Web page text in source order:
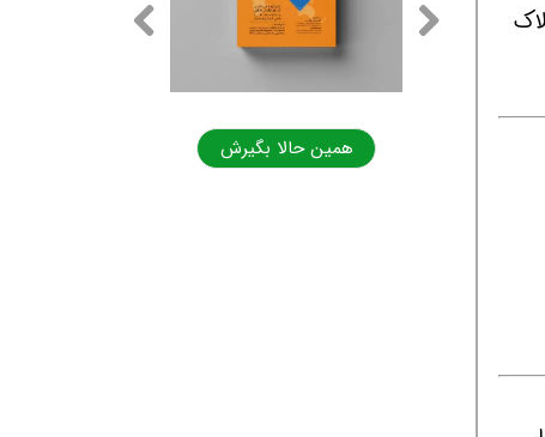
همین حالا بگیرش